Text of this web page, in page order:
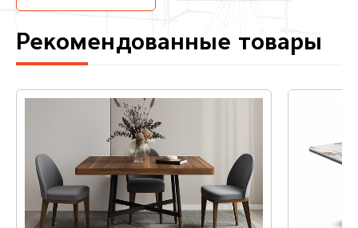
Рекомендованные товары